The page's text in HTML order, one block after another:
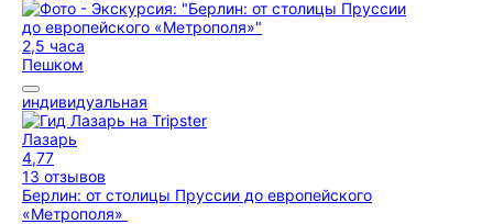
2,5 часа
Пешком
индивидуальная
Лазарь
4,77
13 отзывов
Берлин: от столицы Пруссии до европейского
«Метрополя»